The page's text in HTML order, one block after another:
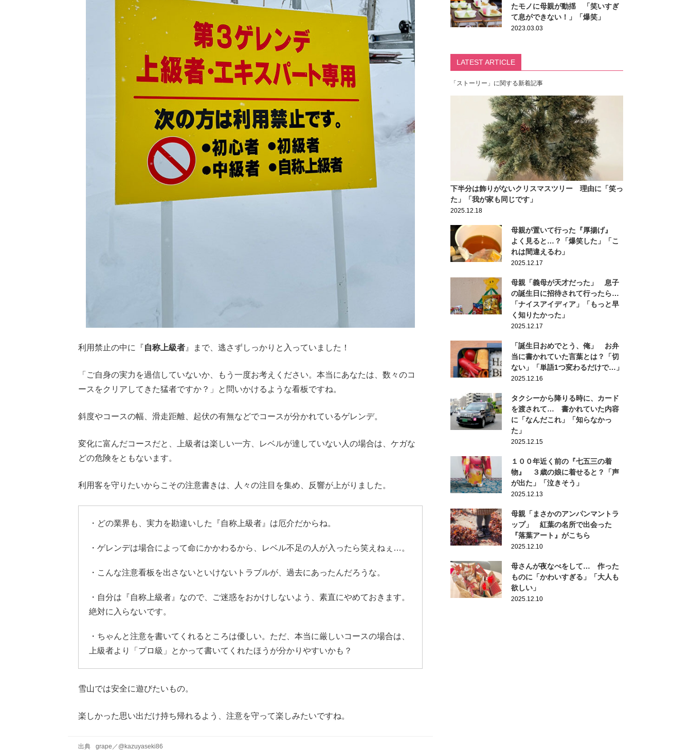
利用禁止の中に『自称上級者 』まで、逃さずしっかりと入っていました！
「ご自身の実力を過信していないか、もう一度お考えください。本当にあなたは、数々のコ
ースをクリアしてきた猛者ですか？」と問いかけるような看板ですね。
斜度やコースの幅、滑走距離、起伏の有無などでコースが分かれているゲレンデ。
変化に富んだコースだと、上級者は楽しい一方、レベルが達していない人の場合は、ケガな
どの危険をともないます。
利用客を守りたいからこその注意書きは、人々の注目を集め、反響が上がりました。
・どの業界も、実力を勘違いした『自称上級者』は厄介だからね。
・ゲレンデは場合によって命にかかわるから、レベル不足の人が入ったら笑えねぇ…。
・こんな注意看板を出さないといけないトラブルが、過去にあったんだろうな。
・自分は『自称上級者』なので、ご迷惑をおかけしないよう、素直にやめておきます。
絶対に入らないです。
・ちゃんと注意を書いてくれるところは優しい。ただ、本当に厳しいコースの場合は、
上級者より「プロ級」とかって書いてくれたほうが分かりやすいかも？
雪山では安全に遊びたいもの。
楽しかった思い出だけ持ち帰れるよう、注意を守って楽しみたいですね。
出典 grape ／ @kazuyaseki86
たモノに母親が動揺 「笑いすぎ
て息ができない！」「爆笑」
2023.03.03
LATEST ARTICLE
「ストーリー」に関する新着記事
下半分は飾りがないクリスマスツリー 理由に「笑っ
た」「我が家も同じです」
2025.12.18
母親が置いて行った『厚揚げ』
よく見ると…？「爆笑した」「こ
れは間違えるわ」
2025.12.17
母親「義母が天才だった」 息子
の誕生日に招待されて行ったら…
「ナイスアイディア」「もっと早
く知りたかった」
2025.12.17
「誕生日おめでとう、俺」 お弁
当に書かれていた言葉とは？「切
ない」「単語1つ変わるだけで…」
2025.12.16
タクシーから降りる時に、カード
を渡されて… 書かれていた内容
に「なんだこれ」「知らなかっ
た」
2025.12.15
１００年近く前の『七五三の着
物』 ３歳の娘に着せると？「声
が出た」「泣きそう」
2025.12.13
母親「まさかのアンパンマントラ
ップ」 紅葉の名所で出会った
『落葉アート』がこちら
2025.12.10
母さんが夜なべをして… 作った
ものに「かわいすぎる」「大人も
欲しい」
2025.12.10